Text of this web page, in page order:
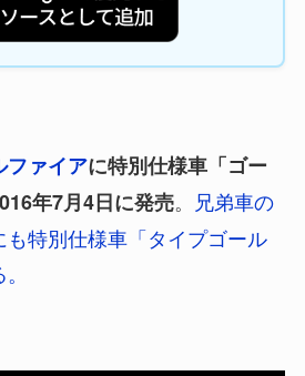
ファイアに特別仕様車「ゴー
年7月4日に発売。 兄弟車の
特別仕様車「タイプゴール